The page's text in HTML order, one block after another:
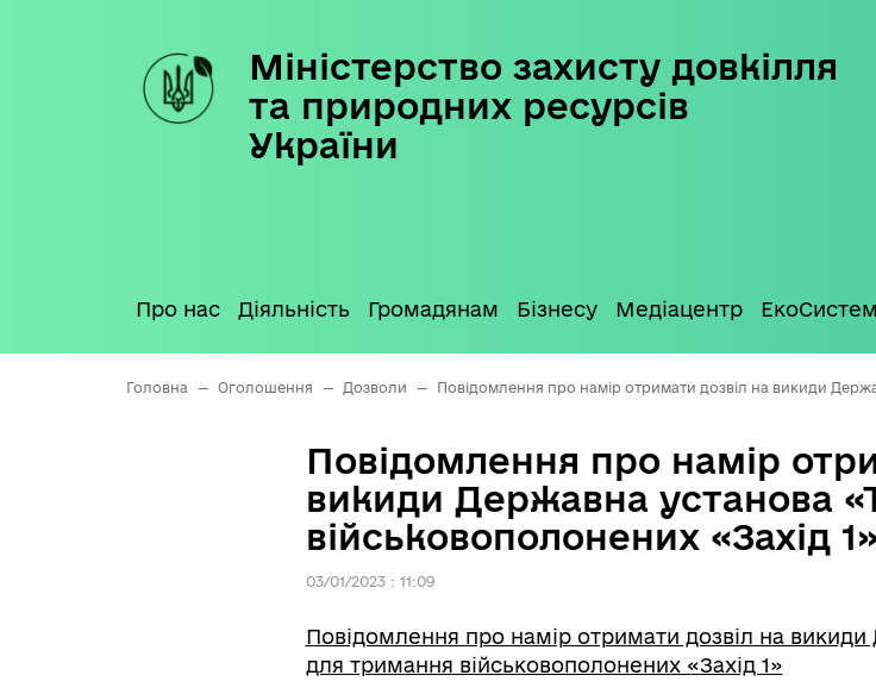
Міністерство захисту довкілля
та природних ресурсів
України
Про нас Діяльність Громадянам Бізнесу Медіацентр
Головна — Оголошення — Дозволи — Повідомлення про намір отримати дозвіл на викиди
Повідомлення про намір
викиди Державна установа
військовополонених «Захід 1»
03/01/2023 : 11:09
Повідомлення про намір отримати дозвіл на викиди
для тримання військовополонених «Захід 1»